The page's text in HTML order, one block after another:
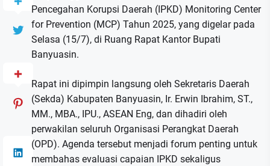
Pencegahan Korupsi Daerah (IPKD) Monitoring Center
for Prevention (MCP) Tahun 2025, yang digelar pada
Selasa (15/7), di Ruang Rapat Kantor Bupati
Banyuasin.
Rapat ini dipimpin langsung oleh Sekretaris Daerah
(Sekda) Kabupaten Banyuasin, Ir. Erwin Ibrahim, ST.,
MM., MBA., IPU., ASEAN Eng, dan dihadiri oleh
perwakilan seluruh Organisasi Perangkat Daerah
(OPD). Agenda tersebut menjadi forum penting untuk
membahas evaluasi capaian IPKD sekaligus